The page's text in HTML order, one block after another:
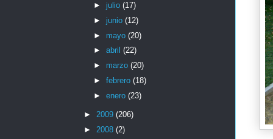
► julio (17)
► junio (12)
► mayo (20)
► abril (22)
► marzo (20)
► febrero (18)
► enero (23)
► 2009 (206)
► 2008 (2)